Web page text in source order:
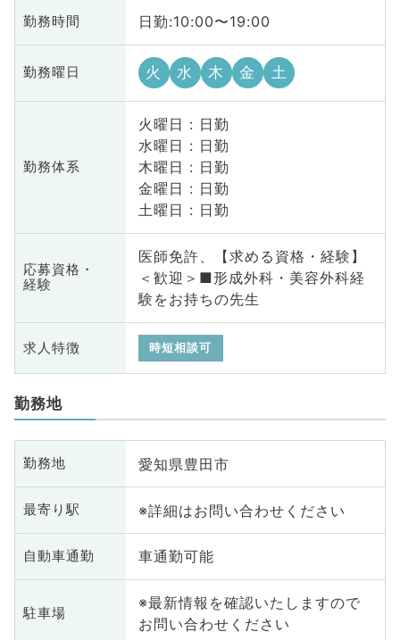
勤務時間 日勤:10:00〜19:00
勤務曜日 火 水 木 金 土
勤務体系
火曜日 : 日勤
水曜日 : 日勤
木曜日 : 日勤
金曜日 : 日勤
土曜日 : 日勤
応募資格・
経験
医師免許、【求める資格・経験】
＜歓迎＞■形成外科・美容外科経
験をお持ちの先生
求人特徴 時短相談可
勤務地
勤務地 愛知県豊田市
最寄り駅 ※詳細はお問い合わせください
自動車通勤 車通勤可能
駐車場
※最新情報を確認いたしますので
お問い合わせください